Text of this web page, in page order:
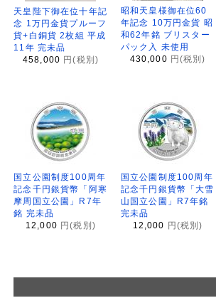
天皇陛下御在位十年記
念 1万円金貨プルーフ
貨+白銅貨 2枚組 平成
11年 完未品
458,000 円(税別)
昭和天皇様御在位60
年記念 10万円金貨 昭
和62年銘 ブリスター
パック入 未使用
430,000 円(税別)
国立公園制度100周年
記念千円銀貨幣「阿寒
摩周国立公園」R7年
銘 完未品
12,000 円(税別)
国立公園制度100周年
記念千円銀貨幣「大雪
山国立公園」R7年銘
完未品
12,000
円(税別)